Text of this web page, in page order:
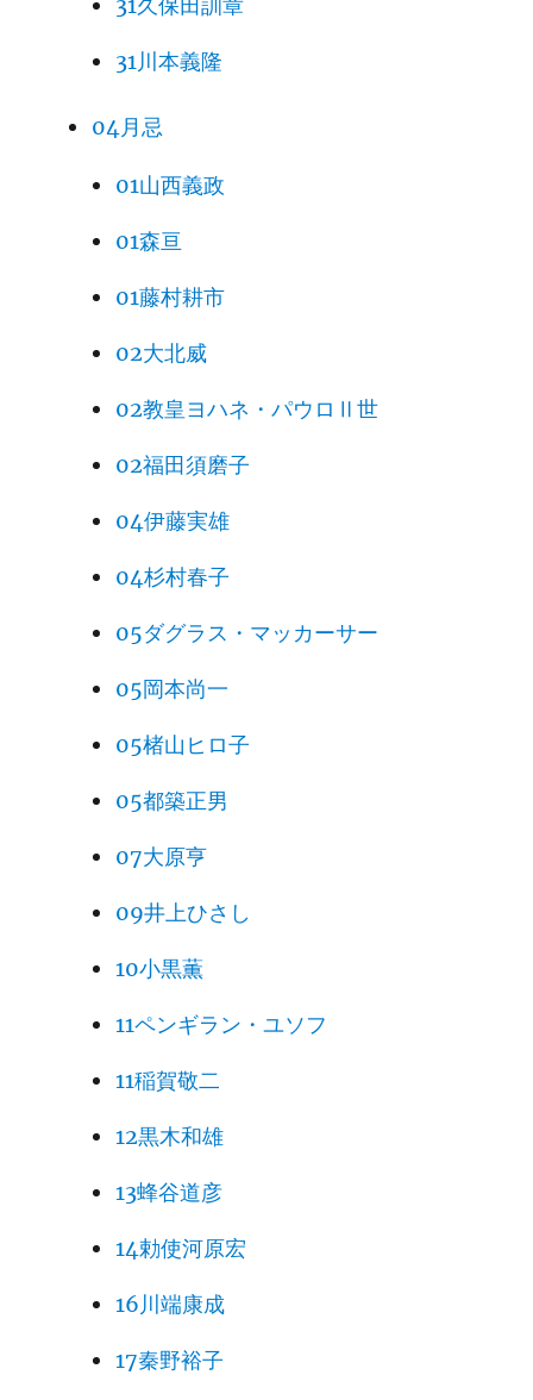
31川本義隆
04月忌
01山西義政
01森亘
01藤村耕市
02大北威
02教皇ヨハネ・パウロⅡ世
02福田須磨子
04伊藤実雄
04杉村春子
05ダグラス・マッカーサー
05岡本尚一
05楮山ヒロ子
05都築正男
07大原亨
09井上ひさし
10小黒薫
11ペンギラン・ユソフ
11稲賀敬二
12黒木和雄
13蜂谷道彦
14勅使河原宏
16川端康成
17秦野裕子